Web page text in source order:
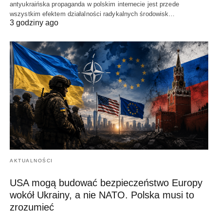
antyukraińska propaganda w polskim internecie jest przede
wszystkim efektem działalności radykalnych środowisk…
3 godziny ago
AKTUALNOŚCI
USA mogą budować bezpieczeństwo Europy
wokół Ukrainy, a nie NATO. Polska musi to
zrozumieć